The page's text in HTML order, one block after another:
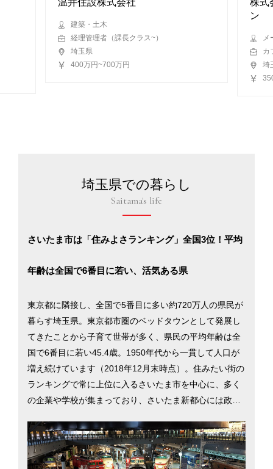
建築・土木
経理管理者（課長クラス~）
埼玉県
400万円~700万円
ン
メ
カ
埼
埼玉県での暮らし
Saitama's life
さいたま市は「住みよさランキング」全国3位！平均
年齢は全国で6番目に若い、活気ある県
東京都に隣接し、全国で5番目に多い約720万人の県民が
暮らす埼玉県。東京都市圏のベッドタウンとして発展し
てきたことから子育て世帯が多く、県民の平均年齢は全
国で6番目に若い45.4歳。1950年代から一貫して人口が
増え続けています（2018年12月末時点）。住みたい街の
ランキングで常に上位に入るさいたま市を中心に、多く
の企業や学校が集まっており、さいたま新都心には政府
越、飯能をはじめ、県内には自然が残されている地域も
多く、ネギやホウレンソウ、里芋といった野菜の生産も
盛んです。東京都内と変わらない生活をより安い費用で